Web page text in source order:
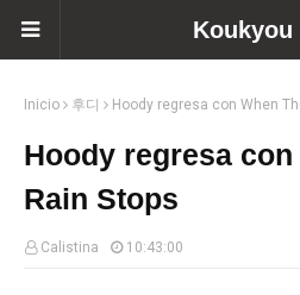
Koukyou
Inicio 후디 Hoody regresa con When
Hoody regresa con
Rain Stops
Calistina 10:43:00